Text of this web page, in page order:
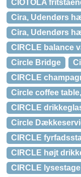
CIOTOLA
Cira, Udendørs
Cira, Udendørs
CIRCLE balance
Circle Bridge
CIRCLE
Circle coffee
CIRCLE
Circle
CIRCLE
CIRCLE højt
CIRCLE